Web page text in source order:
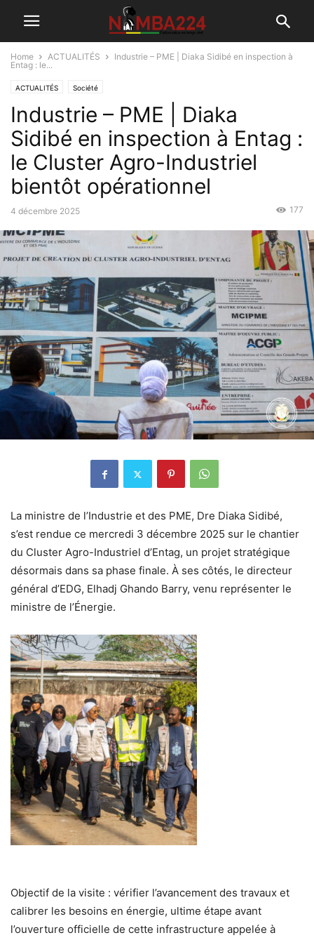
Home ACTUALITÉS
Industrie – PME | Diaka Sidibé en inspection à
Entag : le...
ACTUALITÉS Société
Industrie – PME | Diaka
Sidibé en inspection à Entag :
le Cluster Agro-Industriel
bientôt opérationnel
4 décembre 2025 177
La ministre de l’Industrie et des PME, Dre Diaka Sidibé,
s’est rendue ce mercredi 3 décembre 2025 sur le chantier
du Cluster Agro-Industriel d’Entag, un projet stratégique
désormais dans sa phase finale. À ses côtés, le directeur
général d’EDG, Elhadj Ghando Barry, venu représenter le
ministre de l’Énergie.
Objectif de la visite : vérifier l’avancement des travaux et
calibrer les besoins en énergie, ultime étape avant
l’ouverture officielle de cette infrastructure appelée à